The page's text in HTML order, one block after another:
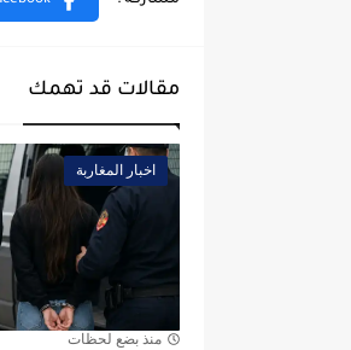
مقالات قد تهمك
اخبار المغاربة
منذ بضع لحظات